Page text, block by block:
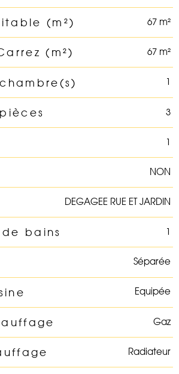
(m²) 67 m²
(m²) 67 m²
1
3
1
NON
DEGAGEE RUE ET JARDIN
bains 1
Séparée
Equipée
Gaz
Radiateur